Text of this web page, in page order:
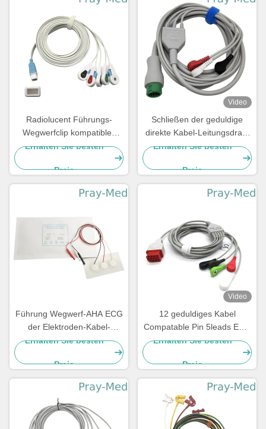
Radiolucent Führungs-
Wegwerfclip kompatibles
Covidien ECG-
Erhalten Sie besten
Preis
Video
Schließen der geduldige
direkte Kabel-Leitungsdraht
EA6232B ECG an
Erhalten Sie besten
Preis
Führung Wegwerf-AHA ECG
der Elektroden-Kabel-
Neugeboren-pädiatrische 3
Erhalten Sie besten
Preis
Video
12 geduldiges Kabel
Compatable Pin 5leads ECG
mit Bionet BM5 BM7
Erhalten Sie besten
Preis